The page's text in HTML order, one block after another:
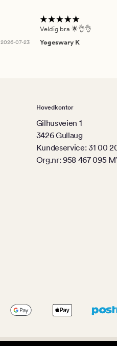
2026-07-23
Veldig bra 🌟👌👌
Yogeswary K
Hovedkontor
Gilhusveien 1
3426 Gullaug
Kundeservice: 31 00
Org.nr: 958 467 095